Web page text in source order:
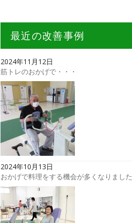
最近の改善事例
2024年11月12日
筋トレのおかげで・・・
2024年10月13日
おかげで料理をする機会が多くなりました